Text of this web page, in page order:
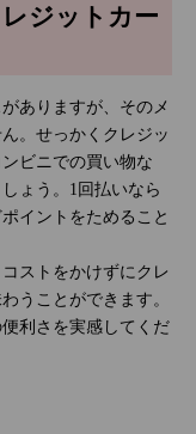
ジットカー
ありますが、そのメ
。せっかくクレジッ
ビニでの買い物な
ょう。1回払いなら
イントをためること
ストをかけずにクレ
うことができます。
利さを実感してくだ